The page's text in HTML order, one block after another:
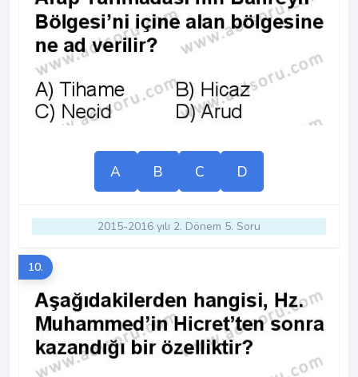
A B C D
2015-2016 yılı 2. Dönem 5. Soru
10.